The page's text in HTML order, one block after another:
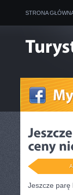
STRONA
Jeszcze parę